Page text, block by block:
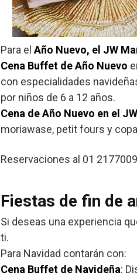
Para el Año Nuevo, el JW
Cena Buffet de Año Nuevo
con especialidades
por niños de 6 a 12 años.
Cena de Año Nuevo en el
moriawase, petit fours y
Reservaciones al 01
Fiestas de fin de
Si deseas una experiencia
ti.
Para Navidad contarán con:
Cena Buffet de Navideña: